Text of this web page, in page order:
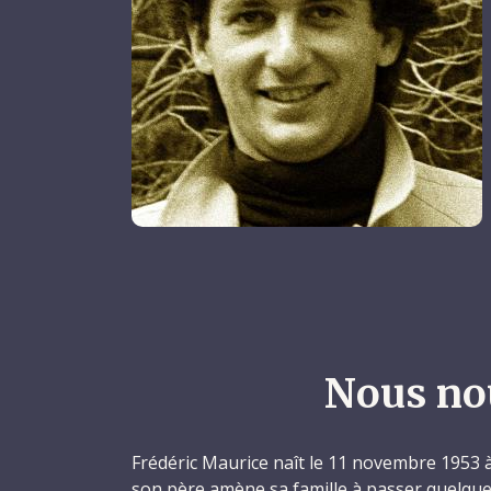
Nous
Frédéric Maurice naît le 11 novembre 1953